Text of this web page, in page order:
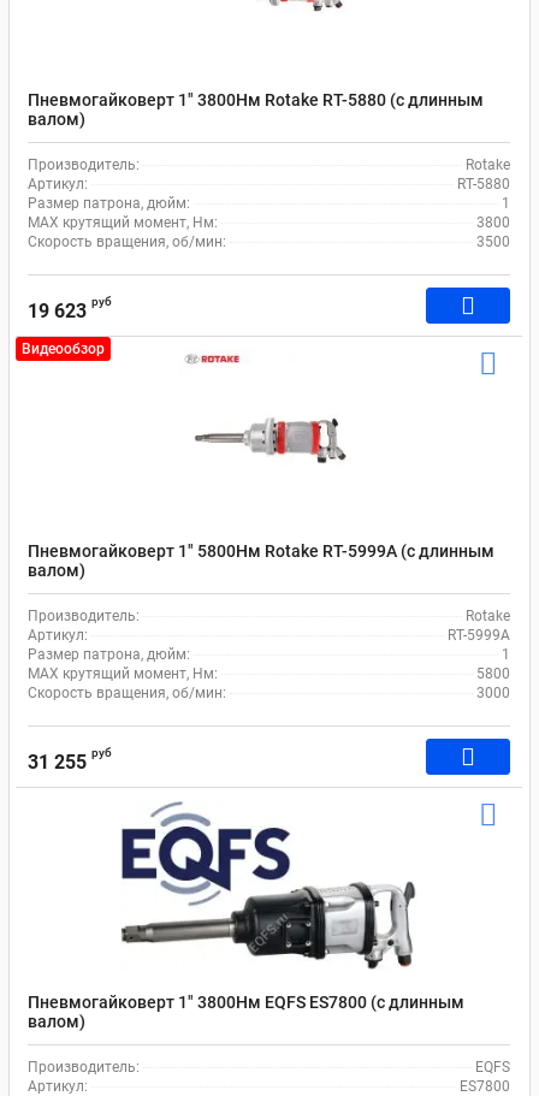
Пневмогайковерт 1" 3800Нм Rotake RT-5880 (с длинным
валом)
Производитель:
Rotake
Артикул:
RT-5880
Размер патрона, дюйм:
1
MAX крутящий момент, Нм:
3800
Скорость вращения, об/мин:
3500
19 623 руб
Видеообзор
Пневмогайковерт 1" 5800Нм Rotake RT-5999A (с длинным
валом)
Производитель:
Rotake
Артикул:
RT-5999A
Размер патрона, дюйм:
1
MAX крутящий момент, Нм:
5800
Скорость вращения, об/мин:
3000
31 255 руб
Пневмогайковерт 1" 3800Нм EQFS ES7800 (с длинным
валом)
Производитель:
EQFS
Артикул:
ES7800